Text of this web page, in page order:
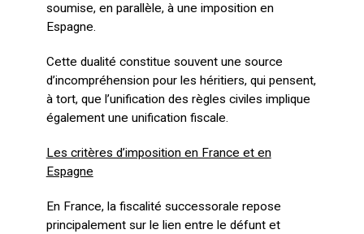
soumise, en parallèle, à une imposition en
Espagne.
Cette dualité constitue souvent une source
d’incompréhension pour les héritiers, qui pensent,
à tort, que l’unification des règles civiles implique
également une unification fiscale.
Les critères d’imposition en France et en
Espagne
En France, la fiscalité successorale repose
principalement sur le lien entre le défunt et